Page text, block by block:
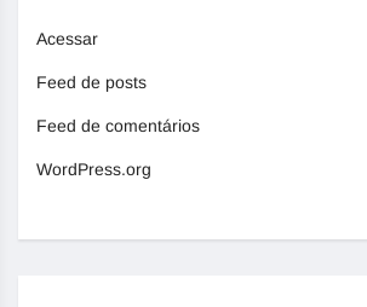
Acessar
Feed de posts
Feed de comentários
WordPress.org